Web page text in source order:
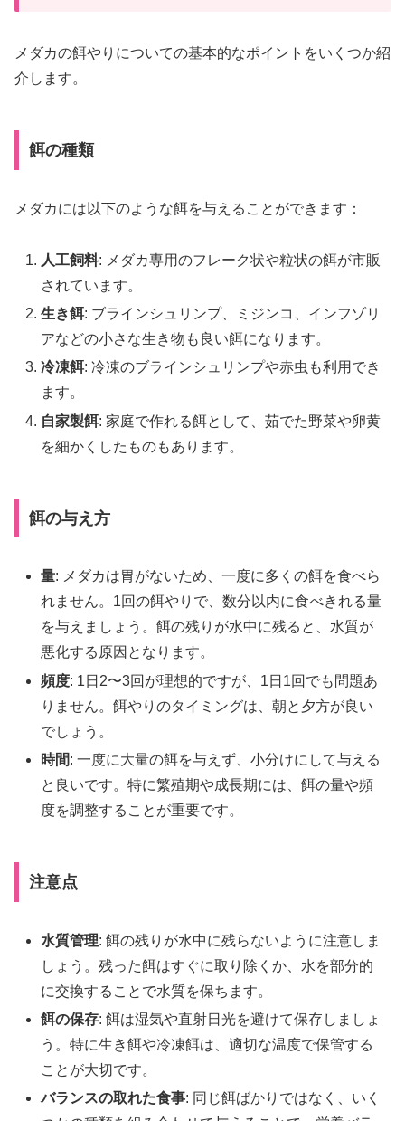
メダカの餌やりについての基本的なポイントをいくつか紹
介します。
餌の種類
メダカには以下のような餌を与えることができます：
人工飼料: メダカ専用のフレーク状や粒状の餌が市販
されています。
生き餌: ブラインシュリンプ、ミジンコ、インフゾリ
アなどの小さな生き物も良い餌になります。
冷凍餌: 冷凍のブラインシュリンプや赤虫も利用でき
ます。
自家製餌: 家庭で作れる餌として、茹でた野菜や卵黄
を細かくしたものもあります。
餌の与え方
量: メダカは胃がないため、一度に多くの餌を食べら
れません。1回の餌やりで、数分以内に食べきれる量
を与えましょう。餌の残りが水中に残ると、水質が
悪化する原因となります。
頻度: 1日2〜3回が理想的ですが、1日1回でも問題あ
りません。餌やりのタイミングは、朝と夕方が良い
でしょう。
時間: 一度に大量の餌を与えず、小分けにして与える
と良いです。特に繁殖期や成長期には、餌の量や頻
度を調整することが重要です。
注意点
水質管理: 餌の残りが水中に残らないように注意しま
しょう。残った餌はすぐに取り除くか、水を部分的
に交換することで水質を保ちます。
餌の保存: 餌は湿気や直射日光を避けて保存しましょ
う。特に生き餌や冷凍餌は、適切な温度で保管する
ことが大切です。
バランスの取れた食事: 同じ餌ばかりではなく、いく